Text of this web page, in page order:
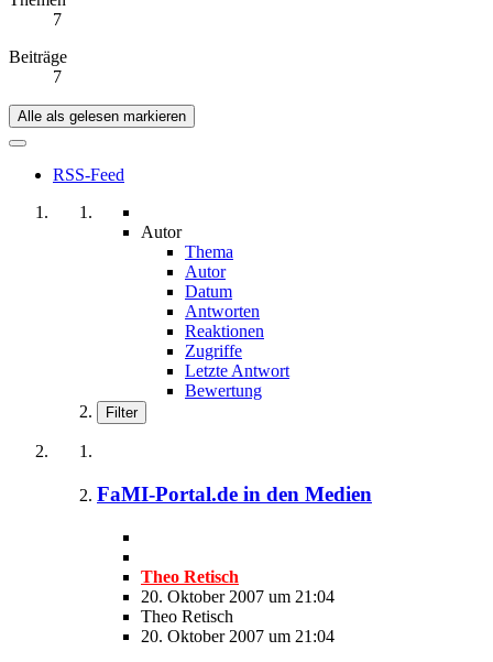
7
Beiträge
7
Alle als gelesen markieren
RSS-Feed
Autor
Thema
Autor
Datum
Antworten
Reaktionen
Zugriffe
Letzte Antwort
Bewertung
Filter
FaMI-Portal.de in den Medien
Theo Retisch
20. Oktober 2007 um 21:04
Theo Retisch
20. Oktober 2007 um 21:04